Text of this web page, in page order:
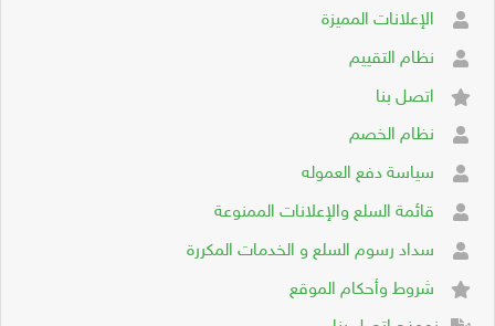
الإعلانات المميزة
نظام التقييم
اتصل بنا
نظام الخصم
سياسة دفع العموله
قائمة السلع والإعلانات الممنوعة
سداد رسوم السلع و الخدمات المكررة
شروط وأحكام الموقع